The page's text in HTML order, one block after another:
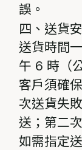
誤。
四、送貨
送貨時間
午 6 時（
客戶須確
次送貨失
送；第二
如需指定